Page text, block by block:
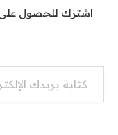
اشترك للحصول على